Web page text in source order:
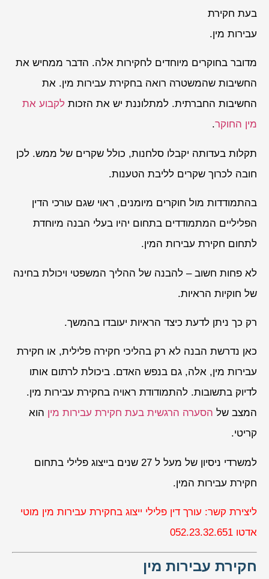
בעת חקירת
עבירות מין.
מדובר בחוקרים מיוחדים לחקירות אלה. הדבר ממחיש את
החשיבות שהמשטרה רואה בחקירת עבירות מין. את
החשיבות החברתית. למתלוננת יש את הזכות לקבוע את
מין החוקר.
תקלות בעדותה יקבלו סלחנות, כולל שקרים של ממש. לכן
חובה לכרוך שקרים לליבת הטענות.
בהתמודדות מול חוקרים מיומנים, ראוי שגם עורכי הדין
הפליליים המתמודדים בתחום יהיו בעלי הבנה מיוחדת
לתחום חקירת עבירות המין.
לא פחות חשוב – להבנה של ההליך המשפטי ויכולת בחינה
של חוקיות הראיות.
רק כך ניתן לדעת כיצד הראיות יעובדו בהמשך.
כאן נדרשת הבנה לא רק בהליכי חקירה פלילית, או חקירת
עבירות מין, אלה, גם בנפש האדם. ביכולת לרתום אותו
לדיוק בתשובות. להתמודודת ראויה בחקירת עבירות מין.
המצב של הסערה הרגשית בעת חקירת עבירות מין הוא
קריטי.
למשרדי ניסיון של מעל ל 27 שנים בייצוג פלילי בתחום
חקירת עבירות המין.
ליצירת קשר: עורך דין פלילי ייצוג בחקירת עבירות מין מוטי
אדטו 052.23.32.651
חקירת עבירות מין